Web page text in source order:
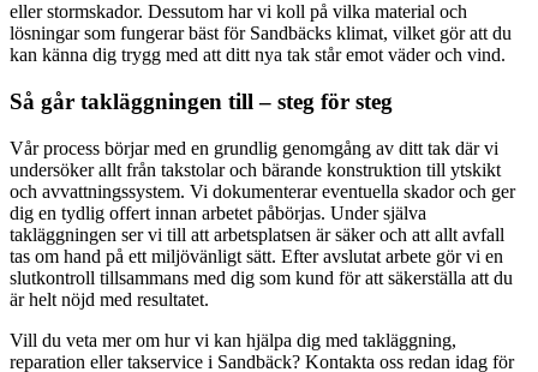
eller stormskador. Dessutom har vi koll på vilka material och
lösningar som fungerar bäst för Sandbäcks klimat, vilket gör att du
kan känna dig trygg med att ditt nya tak står emot väder och vind.
Så går takläggningen till – steg för steg
Vår process börjar med en grundlig genomgång av ditt tak där vi
undersöker allt från takstolar och bärande konstruktion till ytskikt
och avvattningssystem. Vi dokumenterar eventuella skador och ger
dig en tydlig offert innan arbetet påbörjas. Under själva
takläggningen ser vi till att arbetsplatsen är säker och att allt avfall
tas om hand på ett miljövänligt sätt. Efter avslutat arbete gör vi en
slutkontroll tillsammans med dig som kund för att säkerställa att du
är helt nöjd med resultatet.
Vill du veta mer om hur vi kan hjälpa dig med takläggning,
reparation eller takservice i Sandbäck? Kontakta oss redan idag för